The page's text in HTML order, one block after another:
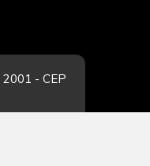
2001 - CEP